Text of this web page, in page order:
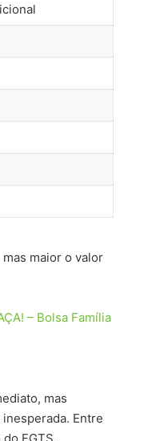
maior o valor
– Bolsa Família
mas
Entre